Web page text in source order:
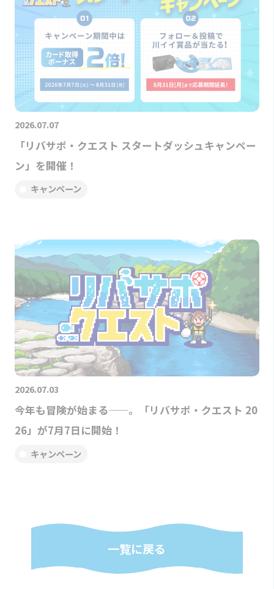
2026.07.07
「リバサポ・クエスト スタートダッシュキャンペー
ン」を開催！
キャンペーン
2026.07.03
今年も冒険が始まる——。「リバサポ・クエスト 20
26」が7月7日に開始！
キャンペーン
一覧に戻る